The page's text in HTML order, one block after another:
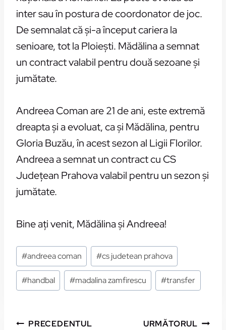
inter sau în postura de coordonator de joc.
De semnalat că şi-a început cariera la
senioare, tot la Ploieşti. Mădălina a semnat
un contract valabil pentru două sezoane şi
jumătate.
Andreea Coman are 21 de ani, este extremă
dreapta şi a evoluat, ca şi Mădălina, pentru
Gloria Buzău, în acest sezon al Ligii Florilor.
Andreea a semnat un contract cu CS
Judeţean Prahova valabil pentru un sezon şi
jumătate.
Bine aţi venit, Mădălina şi Andreea!
Etichete:
#andreea coman #cs judetean prahova
#handbal #madalina zamfirescu #transfer
NAVIGARE
PRECEDENTUL URMĂTORUL